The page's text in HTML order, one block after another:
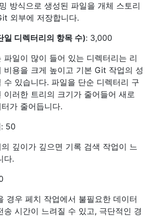
방식으로 생성된 파일을 개체 스토리
외부에 저장합니다.
일 디렉터리의 항목 수): 3,000
파일이 많이 들어 있는 디렉터리는 리
비용을 크게 높이고 기본 Git 작업의 성
수 있습니다. 파일을 단순 디렉터리 구
이러한 트리의 크기가 줄어들어 새로
가 줄어듭니다.
: 50
깊이가 깊으면 기록 검색 작업이 느
다.
경우 페치 작업에서 불필요한 데이터
송 시간이 느려질 수 있고, 극단적인 경